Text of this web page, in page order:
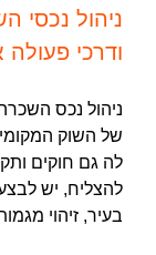
ניהול נכסי
ודרכי פעולה
ניהול נכס
של השוק המקומי.
לה גם חוקים
להצליח, יש
בעיר, זיהוי